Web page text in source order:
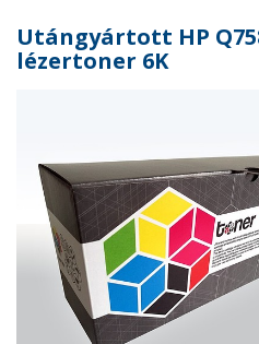
Utángyártott HP
lézertoner 6K